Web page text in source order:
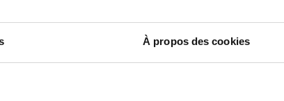
À propos des cookies